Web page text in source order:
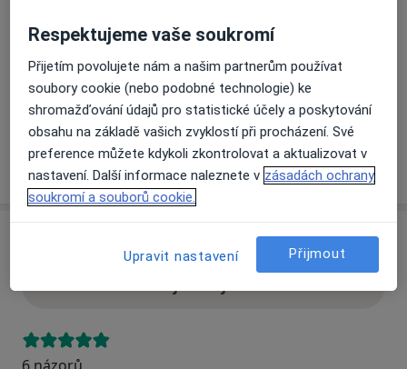
Způsoby platby (soukromé návštěvy)
Na teto adrese lékař přijímá pacienty na pojišťovnu
Detaily
Víceo adrese
Přidejte svůj názor
Respektujeme vaše soukromí
Přijetím povolujete nám a našim partnerům používat
soubory cookie (nebo podobné technologie) ke
shromažďování údajů pro statistické účely a poskytování
obsahu na základě vašich zvyklostí při procházení. Své
preference můžete kdykoli zkontrolovat a aktualizovat v
nastavení. Další informace naleznete v zásadách ochrany
soukromí a souborů cookie.
Upravit nastavení Přijmout